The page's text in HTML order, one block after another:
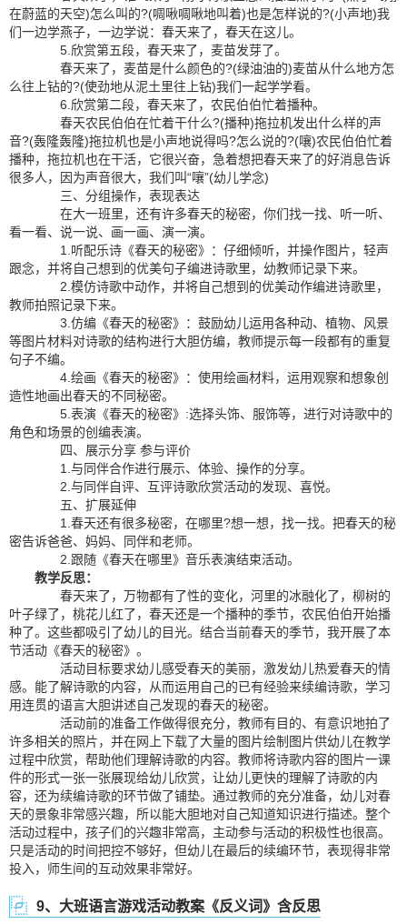
在蔚蓝的天空)怎么叫的?(啁啾啁啾地叫着)也是怎样说的?(小声地)我
们一边学燕子，一边学说：春天来了，春天在这儿。
5.欣赏第五段，春天来了，麦苗发芽了。
春天来了，麦苗是什么颜色的?(绿油油的)麦苗从什么地方怎
么往上钻的?(使劲地从泥土里往上钻)我们一起学学看。
6.欣赏第二段，春天来了，农民伯伯忙着播种。
春天农民伯伯在忙着干什么?(播种)拖拉机发出什么样的声
音?(轰隆轰隆)拖拉机也是小声地说得吗?怎么说的?(嚷)农民伯伯忙着
播种，拖拉机也在干活，它很兴奋，急着想把春天来了的好消息告诉
很多人，因为声音很大，我们叫“嚷”(幼儿学念)
三、分组操作，表现表达
在大一班里，还有许多春天的秘密，你们找一找、听一听、
看一看、说一说、画一画、演一演。
1.听配乐诗《春天的秘密》：仔细倾听，并操作图片，轻声
跟念，并将自己想到的优美句子编进诗歌里，幼教师记录下来。
2.模仿诗歌中动作，并将自己想到的优美动作编进诗歌里，
教师拍照记录下来。
3.仿编《春天的秘密》：鼓励幼儿运用各种动、植物、风景
等图片材料对诗歌的结构进行大胆仿编，教师提示每一段都有的重复
句子不编。
4.绘画《春天的秘密》：使用绘画材料，运用观察和想象创
造性地画出春天的不同秘密。
5.表演《春天的秘密》:选择头饰、服饰等，进行对诗歌中的
角色和场景的创编表演。
四、展示分享 参与评价
1.与同伴合作进行展示、体验、操作的分享。
2.与同伴自评、互评诗歌欣赏活动的发现、喜悦。
五、扩展延伸
1.春天还有很多秘密，在哪里?想一想，找一找。把春天的秘
密告诉爸爸、妈妈、同伴和老师。
2.跟随《春天在哪里》音乐表演结束活动。
教学反思：
春天来了，万物都有了性的变化，河里的冰融化了，柳树的
叶子绿了，桃花儿红了，春天还是一个播种的季节，农民伯伯开始播
种了。这些都吸引了幼儿的目光。结合当前春天的季节，我开展了本
节活动《春天的秘密》。
活动目标要求幼儿感受春天的美丽，激发幼儿热爱春天的情
感。能了解诗歌的内容，从而运用自己的已有经验来续编诗歌，学习
用连贯的语言大胆讲述自己发现的春天的秘密。
活动前的准备工作做得很充分，教师有目的、有意识地拍了
许多相关的照片，并在网上下载了大量的图片绘制图片供幼儿在教学
过程中欣赏，帮助他们理解诗歌的内容。教师将诗歌内容的图片一课
件的形式一张一张展现给幼儿欣赏，让幼儿更快的理解了诗歌的内
容，还为续编诗歌的环节做了铺垫。通过教师的充分准备，幼儿对春
天的景象非常感兴趣，所以能大胆地对自己知道知识进行描述。整个
活动过程中，孩子们的兴趣非常高，主动参与活动的积极性也很高。
只是活动的时间把控不够好，但幼儿在最后的续编环节，表现得非常
投入，师生间的互动效果非常好。
9、大班语言游戏活动教案《反义词》含反思